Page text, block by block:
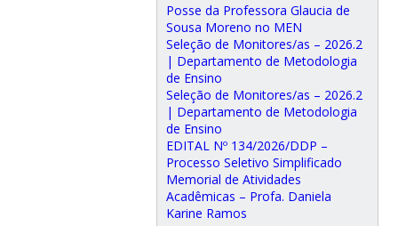
Posse da Professora Glaucia de
Sousa Moreno no MEN
Seleção de Monitores/as – 2026.2
| Departamento de Metodologia
de Ensino
Seleção de Monitores/as – 2026.2
| Departamento de Metodologia
de Ensino
EDITAL Nº 134/2026/DDP –
Processo Seletivo Simplificado
Memorial de Atividades
Acadêmicas – Profa. Daniela
Karine Ramos